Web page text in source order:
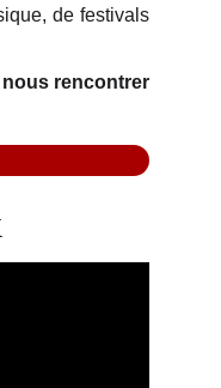
de festivals
nous rencontrer